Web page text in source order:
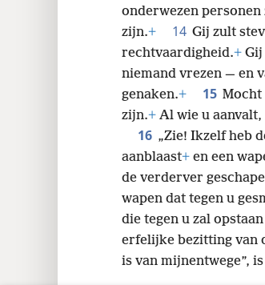
onderwezen personen
zijn.+ 14 Gij zult
rechtvaardigheid.+
niemand vrezen — en
genaken.+ 15 Mocht
zijn.+ Al wie u
16 „Zie! Ikzelf heb
aanblaast+ en een
de verderver
wapen dat tegen u
die tegen u zal
erfelijke bezitting van
is van mijnentwege”,